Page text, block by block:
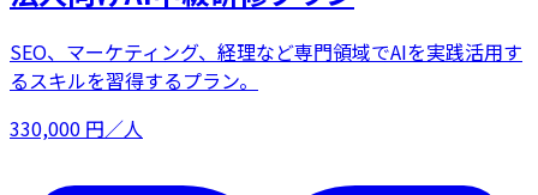
SEO、マーケティング、経理など専門領域でAIを実践活用す
るスキルを習得するプラン。
330,000 円／人